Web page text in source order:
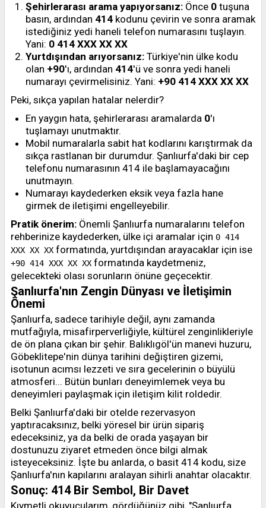
Şehirlerarası arama yapıyorsanız: Önce 0 tuşuna
basın, ardından 414 kodunu çevirin ve sonra aramak
istediğiniz yedi haneli telefon numarasını tuşlayın.
Yani: 0 414 XXX XX XX
Yurtdışından arıyorsanız: Türkiye'nin ülke kodu
olan +90'ı, ardından 414'ü ve sonra yedi haneli
numarayı çevirmelisiniz. Yani: +90 414 XXX XX XX
Peki, sıkça yapılan hatalar nelerdir?
En yaygın hata, şehirlerarası aramalarda 0'ı
tuşlamayı unutmaktır.
Mobil numaralarla sabit hat kodlarını karıştırmak da
sıkça rastlanan bir durumdur. Şanlıurfa'daki bir cep
telefonu numarasının 414 ile başlamayacağını
unutmayın.
Numarayı kaydederken eksik veya fazla hane
girmek de iletişimi engelleyebilir.
Pratik önerim: Önemli Şanlıurfa numaralarını telefon
rehberinize kaydederken, ülke içi aramalar için 0 414
XXX XX XX formatında, yurtdışından arayacaklar için ise
+90 414 XXX XX XX formatında kaydetmeniz,
gelecekteki olası sorunların önüne geçecektir.
Şanlıurfa'nın Zengin Dünyası ve İletişimin
Önemi
Şanlıurfa, sadece tarihiyle değil, aynı zamanda
mutfağıyla, misafirperverliğiyle, kültürel zenginlikleriyle
de ön plana çıkan bir şehir. Balıklıgöl'ün manevi huzuru,
Göbeklitepe'nin dünya tarihini değiştiren gizemi,
isotunun acımsı lezzeti ve sıra gecelerinin o büyülü
atmosferi... Bütün bunları deneyimlemek veya bu
deneyimleri paylaşmak için iletişim kilit roldedir.
Belki Şanlıurfa'daki bir otelde rezervasyon
yaptıracaksınız, belki yöresel bir ürün sipariş
edeceksiniz, ya da belki de orada yaşayan bir
dostunuzu ziyaret etmeden önce bilgi almak
isteyeceksiniz. İşte bu anlarda, o basit 414 kodu, size
Şanlıurfa'nın kapılarını aralayan sihirli anahtar olacaktır.
Sonuç: 414 Bir Sembol, Bir Davet
Kıymetli okuyucularım, gördüğünüz gibi, "Şanlıurfa